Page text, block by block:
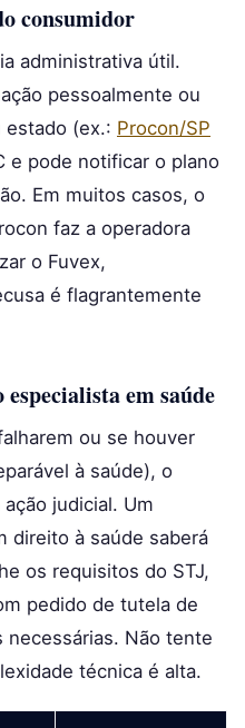
consumidor
administrativa útil.
pessoalmente ou
estado (ex.: Procon/SP
e pode notificar o plano
Em muitos casos, o
faz a operadora
o Fuvex,
é flagrantemente
em saúde
ou se houver
à saúde), o
judicial. Um
direito à saúde saberá
os requisitos do STJ,
pedido de tutela de
necessárias. Não tente
técnica é alta.